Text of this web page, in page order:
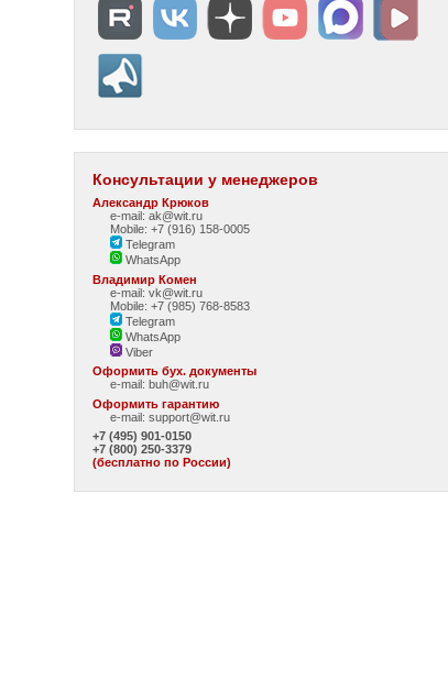
Консультации у менеджеров
Александр Крюков
e-mail: ak@wit.ru
Mobile: +7 (916) 158-0005
Telegram
WhatsApp
Владимир Комен
e-mail: vk@wit.ru
Mobile: +7 (985) 768-8583
Telegram
WhatsApp
Viber
Оформить бух. документы
e-mail:buh@wit.ru
Оформить гарантию
e-mail:support@wit.ru
+7 (495) 901-0150
+7 (800) 250-3379
(бесплатно по России)